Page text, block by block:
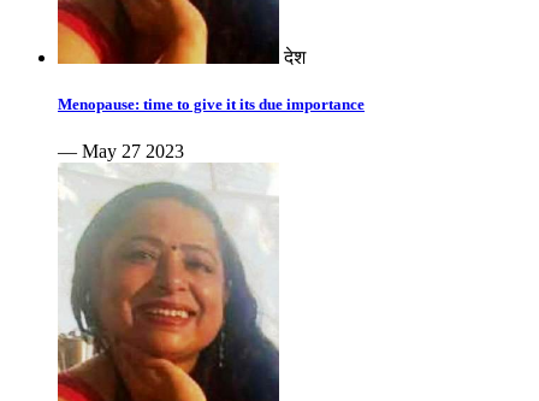
देश
Menopause: time to give it its due importance
— May 27 2023